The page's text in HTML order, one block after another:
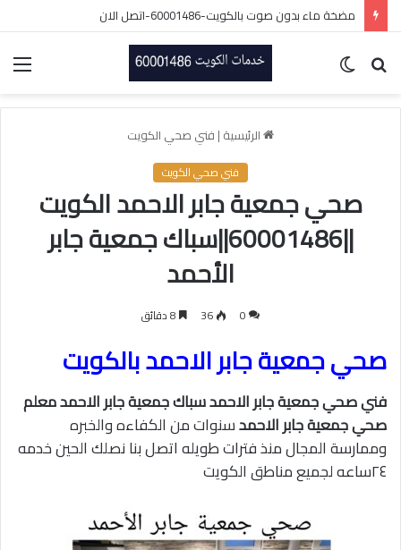
مضخة ماء بدون صوت بالكويت-60001486-اتصل الان
بحث
الرئيسية | فني صحي الكويت
فني صحي الكويت
صحي جمعية جابر الاحمد الكويت
||60001486||سباك جمعية جابر
الأحمد
0
36
صحي جمعية جابر الاحمد بالكويت
فني صحي جمعية جابر الاحمد سباك جمعية جابر الاحمد معلم
صحي جمعية جابر الاحمدسنوات من الكفاءه والخبره
وممارسة المجال منذ فترات طويله اتصل بنا نصلك الحين خدمه
٢٤ساعه لجميع مناطق الكويت